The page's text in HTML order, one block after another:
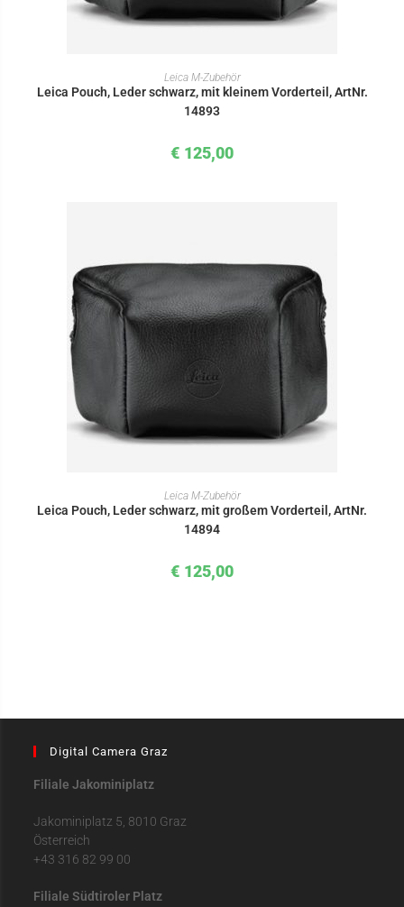
IN DEN WARENKORB
Leica M-Zubehör
Leica Pouch, Leder schwarz, mit kleinem Vorderteil, ArtNr.
14893
€ 125,00
IN DEN WARENKORB
Leica M-Zubehör
Leica Pouch, Leder schwarz, mit großem Vorderteil, ArtNr.
14894
€ 125,00
Digital Camera Graz
Filiale Jakominiplatz
Jakominiplatz 5, 8010 Graz
Österreich
+43 316 82 99 00
Filiale Südtiroler Platz